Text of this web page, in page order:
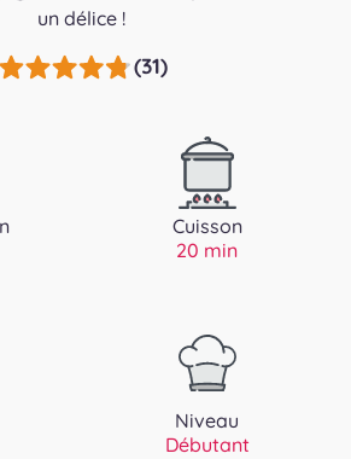
un délice !
(31)
Cuisson
20 min
Niveau
Débutant